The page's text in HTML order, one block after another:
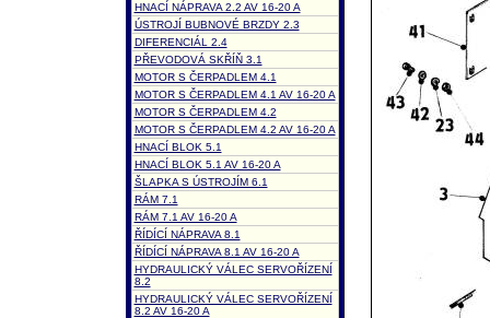
HNACÍ NÁPRAVA 2.2 AV 16-20 A
ÚSTROJÍ BUBNOVÉ BRZDY 2.3
DIFERENCIÁL 2.4
PŘEVODOVÁ SKŘÍŇ 3.1
MOTOR S ČERPADLEM 4.1
MOTOR S ČERPADLEM 4.1 AV 16-20 A
MOTOR S ČERPADLEM 4.2
MOTOR S ČERPADLEM 4.2 AV 16-20 A
HNACÍ BLOK 5.1
HNACÍ BLOK 5.1 AV 16-20 A
ŠLAPKA S ÚSTROJÍM 6.1
RÁM 7.1
RÁM 7.1 AV 16-20 A
ŘÍDÍCÍ NÁPRAVA 8.1
ŘÍDÍCÍ NÁPRAVA 8.1 AV 16-20 A
HYDRAULICKÝ VÁLEC SERVOŘÍZENÍ
8.2
HYDRAULICKÝ VÁLEC SERVOŘÍZENÍ
8.2 AV 16-20 A